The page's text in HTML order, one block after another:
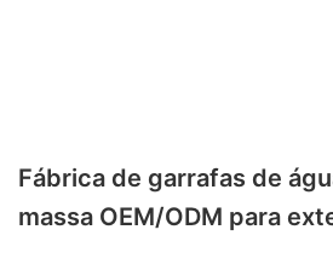
Fábrica de garrafas de
massa OEM/ODM para